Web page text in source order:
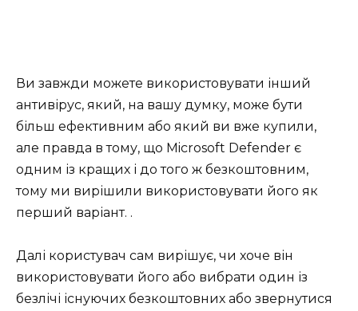
Ви завжди можете використовувати інший
антивірус, який, на вашу думку, може бути
більш ефективним або який ви вже купили,
але правда в тому, що Microsoft Defender є
одним із кращих і до того ж безкоштовним,
тому ми вирішили використовувати його як
перший варіант. .
Далі користувач сам вирішує, чи хоче він
використовувати його або вибрати один із
безлічі існуючих безкоштовних або звернутися